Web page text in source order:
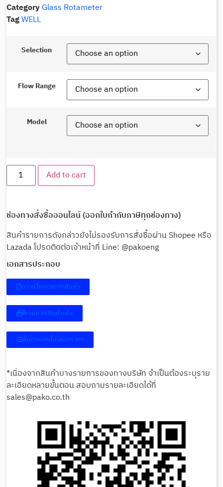
CategoryGlass Rotameter
TagWELL
Selection
Flow Range
Model
Add to cart
ช่องทางสั่งซื้อออนไลน์ (ออกใบกำกับภาษีทุกช่องทาง)
สินค้ารายการดังกล่าวยังไม่รองรับการสั่งซื้อผ่าน Shopee หรือ
Lazada โปรดติดต่อเจ้าหน้าที่ Line: @pakoeng
เอกสารประกอบ
ดาวน์โหลดสเปคสินค้า
รวมภาพสินค้าจริง
ขั้นตอนขอใบเสนอราคา
*เนื่องจากสินค้าบางรายการของทางบริษัท จำเป็นต้องระบุราย
ละเอียดหลายขั้นตอน สอบถามรายละเอียดได้ที่
sales@pako.co.th